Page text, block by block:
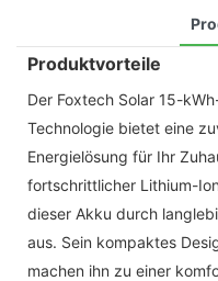
Produktvorteile
Der Foxtech Solar 15-
Technologie bietet eine
Energielösung für Ihr
fortschrittlicher Lithium-
dieser Akku durch
aus. Sein kompaktes
machen ihn zu einer